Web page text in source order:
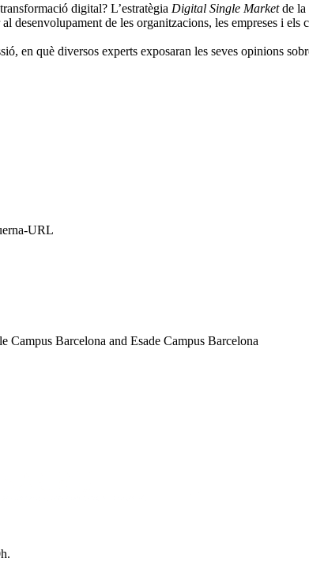
digital? L’estratègia Digital Single Marketde la
desenvolupament de les organitzacions, les empreses i els
en què diversos experts exposaran les seves opinions
URL
Campus Barcelona and Esade Campus Barcelona